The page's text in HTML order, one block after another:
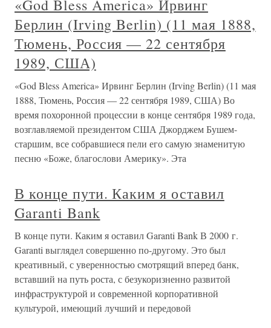
«God Bless America» Ирвинг
Берлин (Irving Berlin) (11 мая 1888,
Тюмень, Россия — 22 сентября
1989, США)
«God Bless America» Ирвинг Берлин (Irving Berlin) (11 мая
1888, Тюмень, Россия — 22 сентября 1989, США) Во
время похоронной процессии в конце сентября 1989 года,
возглавляемой президентом США Джорджем Бушем-
старшим, все собравшиеся пели его самую знаменитую
песню «Боже, благослови Америку». Эта
В конце пути. Каким я оставил
Garanti Bank
В конце пути. Каким я оставил Garanti Bank В 2000 г.
Garanti выглядел совершенно по-другому. Это был
креативный, с уверенностью смотрящий вперед банк,
вставший на путь роста, с безукоризненно развитой
инфраструктурой и современной корпоративной
культурой, имеющий лучший и передовой